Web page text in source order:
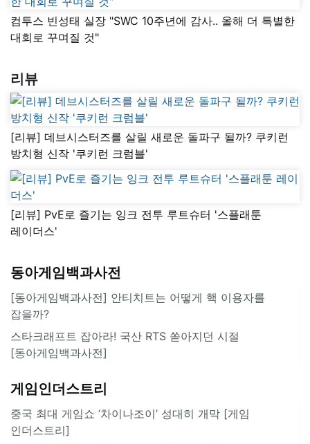
컴투스 빈성태 실장 "SWC 10주년에 감사.. 올해 더 특별한
대회로 꾸며질 것"
리뷰
[리뷰] 데브시스터즈를 살릴 새로운 돌파구 될까? 쿠키런
방치형 신작 '쿠키런 크럼블'
[리뷰] PvE로 즐기는 잉크 전투 루트슈터 '스플래툰
레이더스'
동아게임백과사전
[동아게임백과사전] 안티치트는 어떻게 핵 이용자를
잡을까?
스타크래프트 잡아라! 국산 RTS 쏟아지던 시절
[동아게임백과사전]
게임인더스트리
중국 최대 게임쇼 ‘차이나조이’ 성대히 개막 [게임
인더스트리]